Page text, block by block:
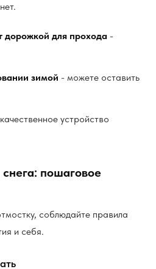
дорожкой для прохода -
зимой - можете оставить
устройство
пошаговое
соблюдайте правила
и себя.